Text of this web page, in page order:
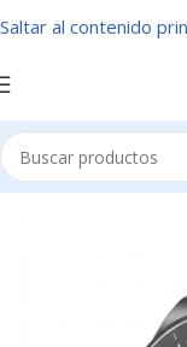
Saltar al contenido
Inicio/Teléfonos